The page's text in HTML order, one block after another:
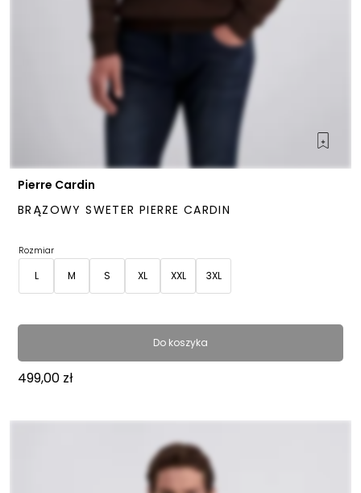
Pierre Cardin
BRĄZOWY SWETER PIERRE CARDIN
Rozmiar
L M S XL XXL 3XL
Do koszyka
499,00 zł